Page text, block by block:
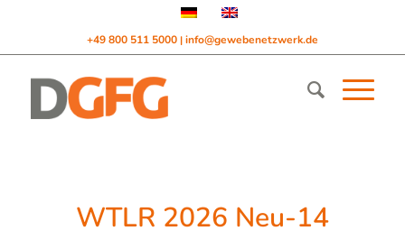
+49 800 511 5000 | info@gewebenetzwerk.de
WTLR 2026 Neu-14